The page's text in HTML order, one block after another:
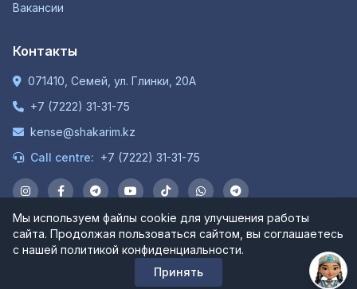
Вакансии
Контакты
071410, Семей, ул. Глинки, 20А
+7 (7222) 31-31-75
kense@shakarim.kz
Call centre: +7 (7222) 31-31-75
© 1934-2026 НАО "Шәкәрім Университет". Все права
защищены.
Мы используем файлы cookie для улучшения работы
сайта. Продолжая пользоваться сайтом, вы соглашаетесь
с нашей политикой конфиденциальности.
Принять